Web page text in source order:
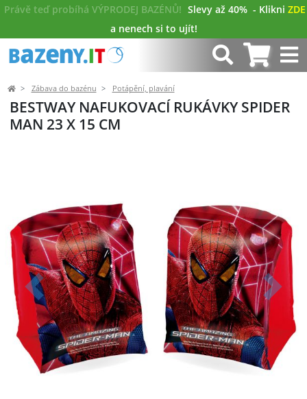
Právě teď probíhá VÝPRODEJ BAZÉNŮ! Slevy až 40% - Klikni ZDE
a nenech si to ujít!
Zábava do bazénu Potápění, plavání
BESTWAY NAFUKOVACÍ RUKÁVKY SPIDER
MAN 23 X 15 CM
Předchozí Další